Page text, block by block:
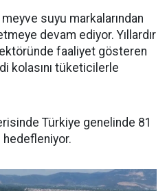
suyu markalarından
devam ediyor. Yıllardır
faaliyet gösteren
kolasını tüketicilerle
Türkiye genelinde 81
hedefleniyor.